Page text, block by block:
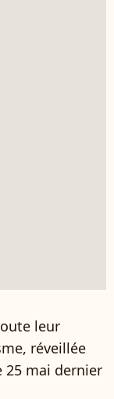
leur
réveillée
25 mai dernier